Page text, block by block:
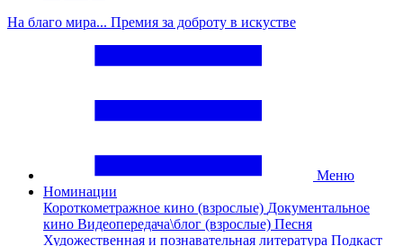
На благо мира... Премия за доброту в искустве
Меню
Номинации
Короткометражное кино (взрослые) Документальное
кино Видеопередача\блог (взрослые) Песня
Художественная и познавательная литература Подкаст